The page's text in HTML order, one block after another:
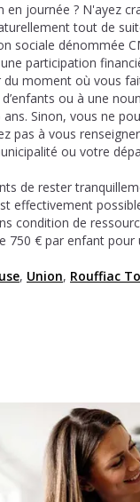
journée ? N'ayez
tout de
sociale dénommée
participation
moment où vous
ou à une
Sinon, vous ne
pas à vous
ou votre
de rester
effectivement
condition de
750 € par enfant pour
, Union, Rouffiac